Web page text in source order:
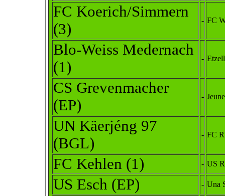
FC Koerich/Simmern
(3)
- FC
Blo-Weiss Medernach
(1)
-
CS Grevenmacher
(EP)
-
UN Käerjéng 97
(BGL)
- FC
FC Kehlen (1) - US
US Esch (EP) - Una